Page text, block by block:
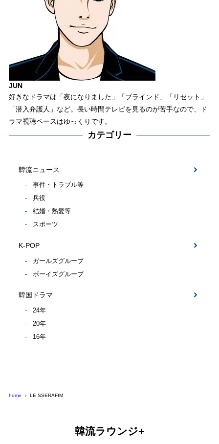
JUN
好きなドラマは「夜になりました」「ブラインド」「リセット」
「潜入弁護人」など。長い時間テレビを見るのが苦手なので、ド
ラマ視聴ペースはゆっくりです。
カテゴリー
韓流ニュース
事件・トラブル等
兵役
結婚・熱愛等
スポーツ
K-POP
ガールズグループ
ボーイズグループ
韓国ドラマ
24年
20年
16年
home LE SSERAFIM
韓流ラウンジ+